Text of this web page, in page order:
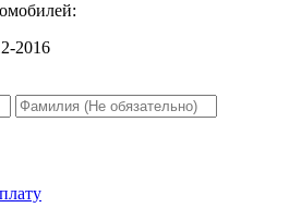
2016